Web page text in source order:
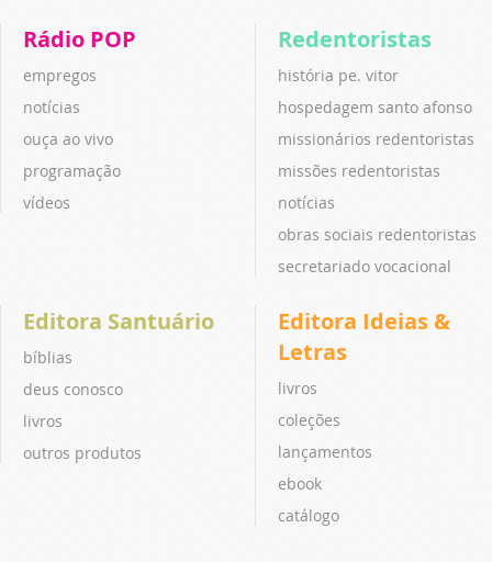
Rádio POP
empregos
notícias
ouça ao vivo
programação
vídeos
Redentoristas
história pe. vitor
hospedagem santo afonso
missionários redentoristas
missões redentoristas
notícias
obras sociais redentoristas
secretariado vocacional
Editora Santuário
bíblias
deus conosco
livros
outros produtos
Editora Ideias &
Letras
livros
coleções
lançamentos
ebook
catálogo